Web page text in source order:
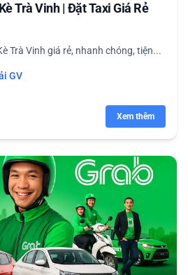
Trà Vinh | Đặt Taxi Giá Rẻ
Trà Vinh giá rẻ, nhanh chóng, tiện...
GV
Xem thêm